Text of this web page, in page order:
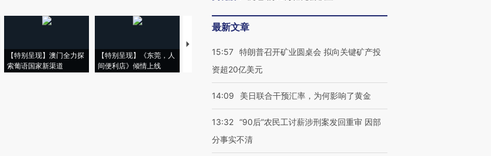
【特别呈现】澳门全力探
索葡语国家新渠道
【特别呈现】《东莞，人
间便利店》倾情上线
【推广】走进第四届链博
会，让数智科技“链”接产
【特别呈现】寻找100种
CFO：不靠规模取胜，华
最新文章
15:57 特朗普召开矿业圆桌会 拟向关键矿产投
资超20亿美元
14:09 美日联合干预汇率，为何影响了黄金
13:32 “90后”农民工讨薪涉刑案发回重审 因部
分事实不清